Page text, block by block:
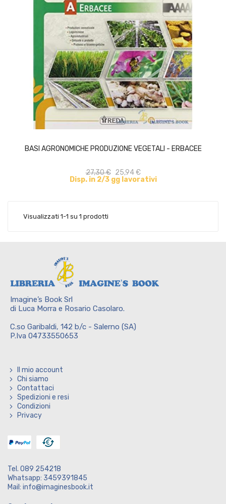
BASI AGRONOMICHE PRODUZIONE VEGETALI - ERBACEE
27,30 € 25,94 €
Disp. in 2/3 gg lavorativi
ACQUISTA
Visualizzati 1-1 su 1 prodotti
Imagine’s Book Srl
di Luca Morra e Rosario Casolaro.
C.so Garibaldi, 142 b/c - Salerno (SA)
P.Iva 04733550653
Il mio account
Chi siamo
Contattaci
Spedizioni e resi
Condizioni
Privacy
Tel. 089 254218
Whatsapp: 3459391845
Mail: info@imaginesbook.it